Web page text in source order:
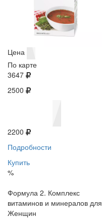
Цена
По карте
3647
2500
2200
Подробности
Купить
%
Формула 2. Комплекс
витаминов и минералов для
Женщин